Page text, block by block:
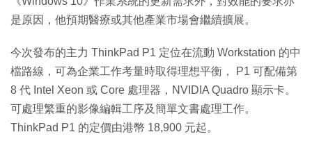
是原因，他預期醫療或其他產業市場會繼續擴展。
今次發布的主力 ThinkPad P1 定位在流動 Workstation 的中
檔路線，可為企業工作考量時取得理想平衡， P1 可配備第
8 代 Intel Xeon 或 Core 處理器，NVIDIA Quadro 顯示卡。
可處理繁重的影像編輯工序及簡單文書處理工作。
ThinkPad P1 的定價由港幣 18,900 元起。